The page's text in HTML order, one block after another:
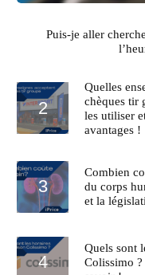
Puis-je aller
Quelles
chèques tir
les utiliser
avantages !
Combien
du corps
et la
Quels sont
Colissimo